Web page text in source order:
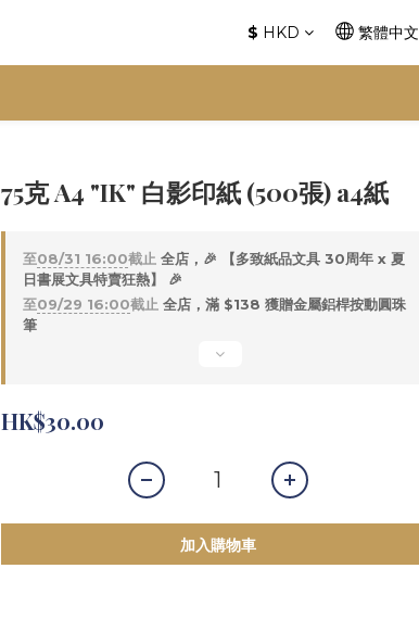
$ HKD 繁體中文
75克 A4 "IK" 白影印紙 (500張) a4紙
至08/31 16:00截止 全店，🎉 【多致紙品文具 30周年 x 夏
日書展文具特賣狂熱】 🎉
至09/29 16:00截止 全店，滿 $138 獲贈金屬鋁桿按動圓珠
筆
HK$30.00
加入購物車